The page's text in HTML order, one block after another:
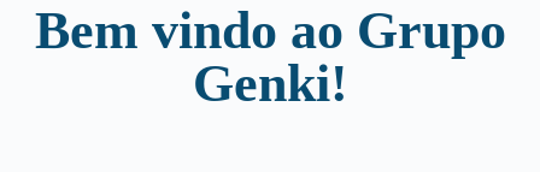
Bem vindo ao Grupo
Genki!